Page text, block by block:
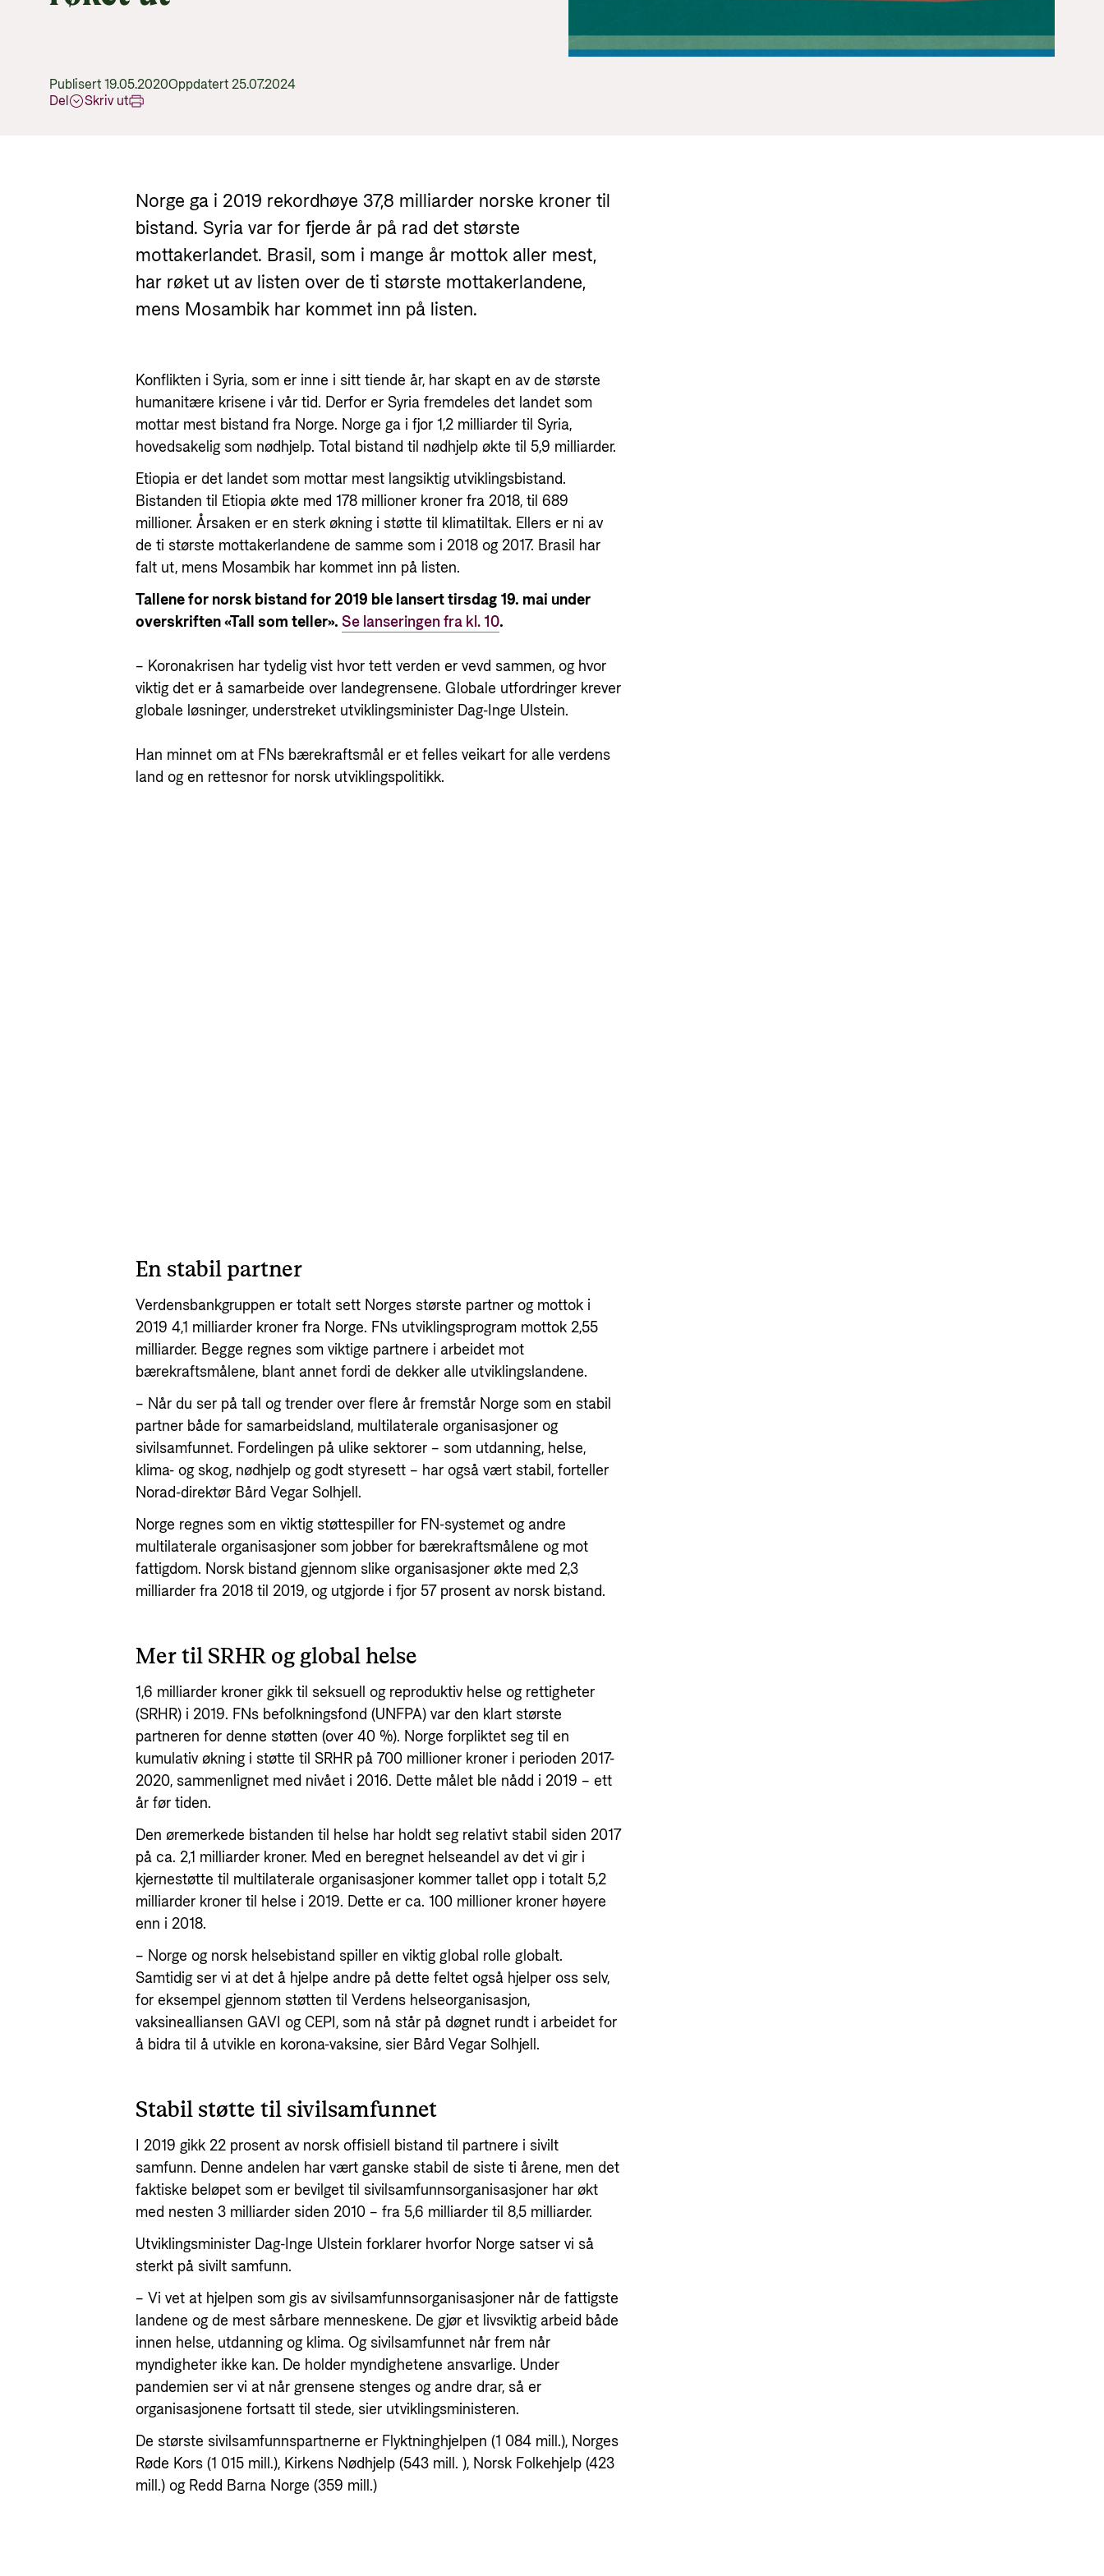
Publisert 19.05.2020Oppdatert 25.07.2024
Del
Skriv ut
Norge ga i 2019 rekordhøye 37,8 milliarder norske kroner til
bistand. Syria var for fjerde år på rad det største
mottakerlandet. Brasil, som i mange år mottok aller mest,
har røket ut av listen over de ti største mottakerlandene,
mens Mosambik har kommet inn på listen.
Konflikten i Syria, som er inne i sitt tiende år, har skapt en av de største
humanitære krisene i vår tid. Derfor er Syria fremdeles det landet som
mottar mest bistand fra Norge. Norge ga i fjor 1,2 milliarder til Syria,
hovedsakelig som nødhjelp. Total bistand til nødhjelp økte til 5,9 milliarder.
Etiopia er det landet som mottar mest langsiktig utviklingsbistand.
Bistanden til Etiopia økte med 178 millioner kroner fra 2018, til 689
millioner. Årsaken er en sterk økning i støtte til klimatiltak. Ellers er ni av
de ti største mottakerlandene de samme som i 2018 og 2017. Brasil har
falt ut, mens Mosambik har kommet inn på listen.
Tallene for norsk bistand for 2019 ble lansert tirsdag 19. mai under
overskriften «Tall som teller».Se lanseringen fra kl. 10.
– Koronakrisen har tydelig vist hvor tett verden er vevd sammen, og hvor
viktig det er å samarbeide over landegrensene. Globale utfordringer krever
globale løsninger, understreket utviklingsminister Dag-Inge Ulstein.
Han minnet om at FNs bærekraftsmål er et felles veikart for alle verdens
land og en rettesnor for norsk utviklingspolitikk.
En stabil partner
Verdensbankgruppen er totalt sett Norges største partner og mottok i
2019 4,1 milliarder kroner fra Norge. FNs utviklingsprogram mottok 2,55
milliarder. Begge regnes som viktige partnere i arbeidet mot
bærekraftsmålene, blant annet fordi de dekker alle utviklingslandene.
– Når du ser på tall og trender over flere år fremstår Norge som en stabil
partner både for samarbeidsland, multilaterale organisasjoner og
sivilsamfunnet. Fordelingen på ulike sektorer – som utdanning, helse,
klima- og skog, nødhjelp og godt styresett – har også vært stabil, forteller
Norad-direktør Bård Vegar Solhjell.
Norge regnes som en viktig støttespiller for FN-systemet og andre
multilaterale organisasjoner som jobber for bærekraftsmålene og mot
fattigdom. Norsk bistand gjennom slike organisasjoner økte med 2,3
milliarder fra 2018 til 2019, og utgjorde i fjor 57 prosent av norsk bistand.
Mer til SRHR og global helse
1,6 milliarder kroner gikk til seksuell og reproduktiv helse og rettigheter
(SRHR) i 2019. FNs befolkningsfond (UNFPA) var den klart største
partneren for denne støtten (over 40 %). Norge forpliktet seg til en
kumulativ økning i støtte til SRHR på 700 millioner kroner i perioden 2017-
2020, sammenlignet med nivået i 2016. Dette målet ble nådd i 2019 – ett
år før tiden.
Den øremerkede bistanden til helse har holdt seg relativt stabil siden 2017
på ca. 2,1 milliarder kroner. Med en beregnet helseandel av det vi gir i
kjernestøtte til multilaterale organisasjoner kommer tallet opp i totalt 5,2
milliarder kroner til helse i 2019. Dette er ca. 100 millioner kroner høyere
enn i 2018.
– Norge og norsk helsebistand spiller en viktig global rolle globalt.
Samtidig ser vi at det å hjelpe andre på dette feltet også hjelper oss selv,
for eksempel gjennom støtten til Verdens helseorganisasjon,
vaksinealliansen GAVI og CEPI, som nå står på døgnet rundt i arbeidet for
å bidra til å utvikle en korona-vaksine, sier Bård Vegar Solhjell.
Stabil støtte til sivilsamfunnet
I 2019 gikk 22 prosent av norsk offisiell bistand til partnere i sivilt
samfunn. Denne andelen har vært ganske stabil de siste ti årene, men det
faktiske beløpet som er bevilget til sivilsamfunnsorganisasjoner har økt
med nesten 3 milliarder siden 2010 – fra 5,6 milliarder til 8,5 milliarder.
Utviklingsminister Dag-Inge Ulstein forklarer hvorfor Norge satser vi så
sterkt på sivilt samfunn.
– Vi vet at hjelpen som gis av sivilsamfunnsorganisasjoner når de fattigste
landene og de mest sårbare menneskene. De gjør et livsviktig arbeid både
innen helse, utdanning og klima. Og sivilsamfunnet når frem når
myndigheter ikke kan. De holder myndighetene ansvarlige. Under
pandemien ser vi at når grensene stenges og andre drar, så er
organisasjonene fortsatt til stede, sier utviklingsministeren.
De største sivilsamfunnspartnerne er Flyktninghjelpen (1 084 mill.), Norges
Røde Kors (1 015 mill.), Kirkens Nødhjelp (543 mill. ), Norsk Folkehjelp (423
mill.) og Redd Barna Norge (359 mill.)